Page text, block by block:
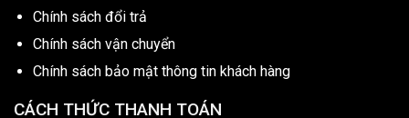
Chính sách đổi trả
Chính sách vận chuyển
Chính sách bảo mật thông tin khách hàng
CÁCH THỨC THANH TOÁN